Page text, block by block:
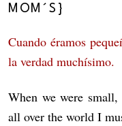
MOM´S}
Cuando éramos
la verdad muchísimo.
When we were
all over the world I